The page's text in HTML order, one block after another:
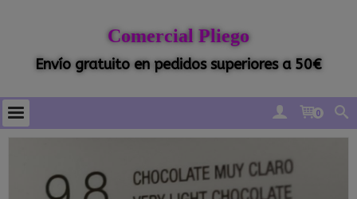
Comercial Pliego
Envío gratuito en pedidos superiores a 50€
0